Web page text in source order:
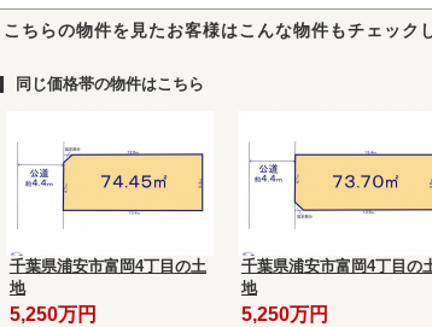
こちらの物件を見たお客様はこんな物件もチェック
同じ価格帯の物件はこちら
千葉県浦安市富岡4丁目の土
地
5,250万円
千葉県浦安市富岡4丁目の
地
5,250万円